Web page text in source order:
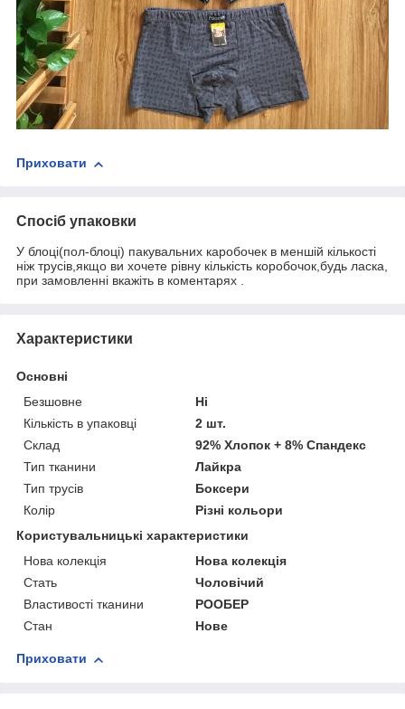
Приховати
Спосіб упаковки
У блоці(пол-блоці) пакувальних каробочек в меншій кількості
ніж трусів,якщо ви хочете рівну кількість коробочок,будь ласка,
при замовленні вкажіть в коментарях .
Характеристики
Основні
Безшовне
Ні
Кількість в упаковці
2 шт.
Склад
92% Хлопок + 8% Спандекс
Тип тканини
Лайкра
Тип трусів
Боксери
Колір
Різні кольори
Користувальницькі характеристики
Нова колекція
Нова колекція
Стать
Чоловічий
Властивості тканини
РООБЕР
Стан
Нове
Приховати